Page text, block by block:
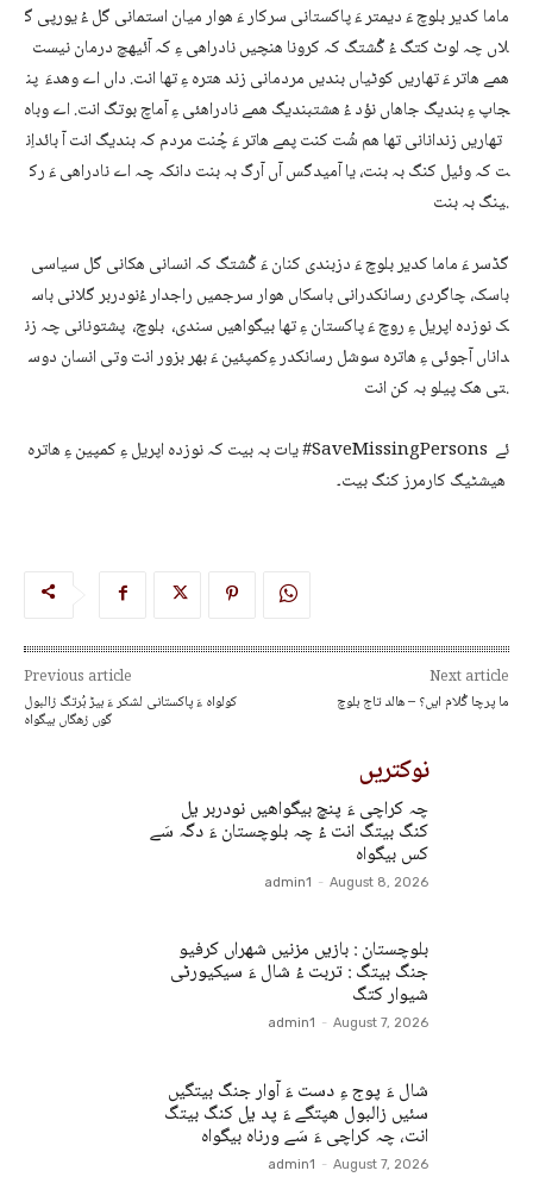
ماما کدیر بلوچ ءَ دیمتر ءَ پاکستانی سرکار ءَ ھوار میان استمانی گل ءُ یورپی گ
لاں چہ لوٹ کتگ ءُ گُشتگ کہ کرونا ھنچیں نادراھی ءِ کہ آئیھچ درمان نیست
ھمے ھاتر ءَ تھاریں کوٹیاں بندیں مردمانی زند ھترہ ءِ تھا انت. داں اے وھدءَ پن
جاپ ءِ بندیگ جاھاں نؤد ءُ ھشتبندیگ ھمے نادراھئی ءِ آماچ بوتگ انت. اے وباہ
تھاریں زندانانی تھا ھم شُت کنت پمے ھاتر ءَ چُنت مردم کہ بندیگ انت آ بائداِن
ت کہ وئیل کنگ بہ بنت، یا آمیدگس آں آرگ بہ بنت دانکہ چہ اے نادراھی ءَ رک
ینگ بہ بنت.
گڈسر ءَ ماما کدیر بلوچ ءَ دزبندی کنان ءَ گُشتگ کہ انسانی ھکانی گل سیاسی
باسک، چاگردی رسانکدرانی باسکاں ھوار سرجمیں راجدار ءُنودربر گلانی باس
ک نوزدہ اپریل ءِ روچ ءَ پاکستان ءِ تھا بیگواھیں سندی، بلوچ، پشتونانی چہ زن
داناں آجوئی ءِ ھاترہ سوشل رسانکدر ءِکمپئین ءَ بھر بزور انت وتی انسان دوس
تی ھک پیلو بہ کن انت.
یات بہ بیت کہ نوزدہ اپریل ءِ کمپین ءِ ھاترہ #SaveMissingPersons ئے
Previous article
کولواہ ءَ پاکستانی لشکر ءَ بیڑ بُرتگ زالبول
گوں زھگاں بیگواہ
Next article
ما پرچا گُلام ایں؟ – هالد تاج بلوچ
نوکتریں
چہ کراچی ءَ پنچ بیگواھیں نودربر یل
کنگ بیتگ انت ءُ چہ بلوچستان ءَ دگہ سَے
کس بیگواہ
admin1 - August 8, 2026
بلوچستان : بازیں مزنیں شھراں کرفیو
جنگ بیتگ : تربت ءُ شال ءَ سیکیورٹی
شیوار کتگ
admin1 - August 7, 2026
شال ءَ پوج ءِ دست ءَ آوار جنگ بیتگیں
سئیں زالبول ھپتگے ءَ پد یل کنگ بیتگ
انت، چہ کراچی ءَ سَے ورناہ بیگواہ
admin1 - August 7, 2026